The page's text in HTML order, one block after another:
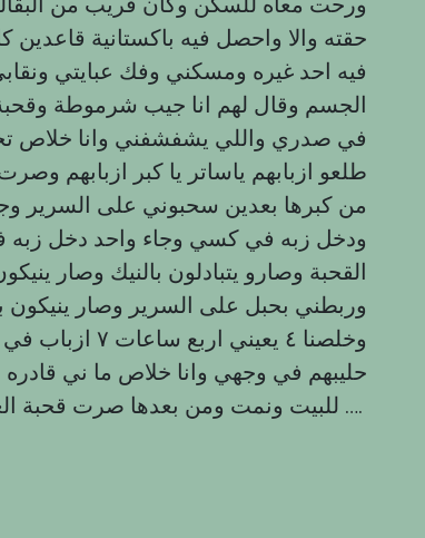
فيه احد غيره ومسكني وفك عبايتي
الجسم وقال لهم انا جيب شرموطة
في صدري واللي يشفشفني وانا خلاص
طلعو ازبابهم ياساتر يا كبر ازبابهم
من كبرها بعدين سحبوني على السرير
ودخل زبه في كسي وجاء واحد دخل
القحبة وصارو يتبادلون بالنيك وصار
وخلصنا ٤
حليبهم في وجهي وانا خلاص ما ني
للبيت ونمت ومن بعدها صرت قحبة العمال اي باكستاني اشوفه اخليه ينيكني ….